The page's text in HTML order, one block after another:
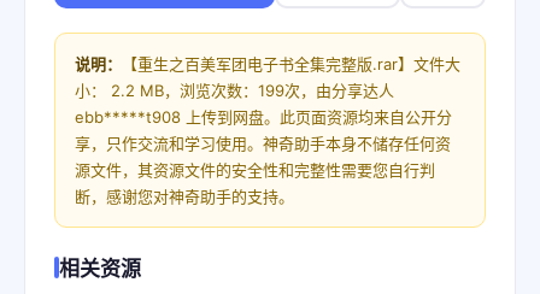
说明：
【重生之百美军团电子书全集完整版.rar】文件大
小： 2.2 MB，浏览次数：199次，由分享达人
ebb*****t908 上传到网盘。此页面资源均来自公开分
享，只作交流和学习使用。神奇助手本身不储存任何资
源文件，其资源文件的安全性和完整性需要您自行判
断，感谢您对神奇助手的支持。
相关资源